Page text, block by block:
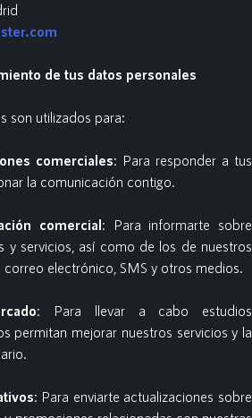
de tus datos personales
son utilizados para:
comerciales: Para responder a tus
la comunicación contigo.
comercial: Para informarte sobre
y servicios, así como de los de nuestros
correo electrónico, SMS y otros medios.
: Para llevar a cabo estudios
permitan mejorar nuestros servicios y la
: Para enviarte actualizaciones sobre